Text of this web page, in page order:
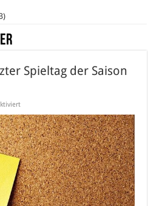
Spieltag der Saison
für
Tipp:
Letzter
Spieltag
der
Saison
2013/2014